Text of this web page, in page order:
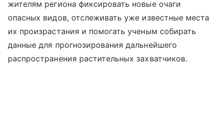
жителям региона фиксировать новые очаги
опасных видов, отслеживать уже известные места
их произрастания и помогать ученым собирать
данные для прогнозирования дальнейшего
распространения растительных захватчиков.